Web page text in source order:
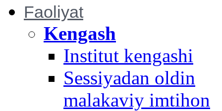
Faoliyat
Kengash
Institut kengashi
Sessiyadan oldin
malakaviy imtihon